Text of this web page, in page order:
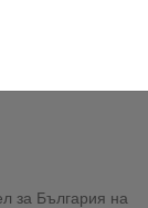
за България на